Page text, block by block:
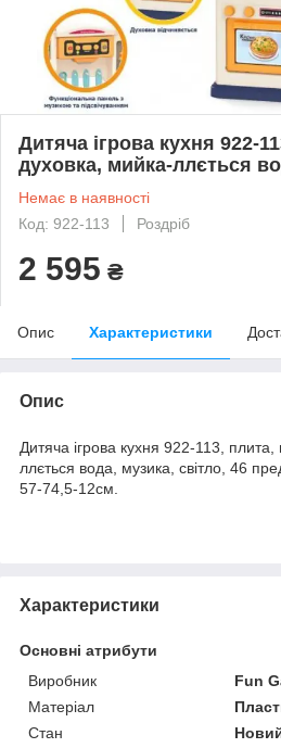
Дитяча ігрова кухня 922-
духовка, мийка-ллється
Немає в наявності
Код: 922-113
Роздріб
2 595 ₴
Опис Характеристики
Опис
Дитяча ігрова кухня 922-113,
ллється вода, музика, світло, 46
57-74,5-12см.
Характеристики
Основні атрибути
Виробник
Fun
Матеріал
Стан